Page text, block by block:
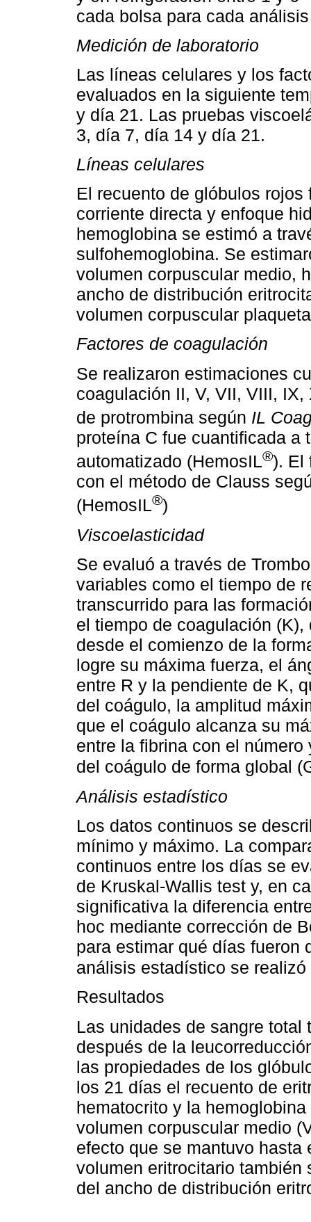
cada bolsa para cada
Medición de laboratorio
Las líneas celulares y los
evaluados en la siguiente
y día 21. Las pruebas
3, día 7, día 14 y día 21.
Líneas celulares
El recuento de glóbulos
corriente directa y enfoque
hemoglobina se estimó a
sulfohemoglobina. Se
volumen corpuscular medio,
ancho de distribución
volumen corpuscular
Factores de coagulación
Se realizaron estimaciones
coagulación II, V, VII, VIII,
de protrombina según IL
proteína C fue cuantificada a
automatizado (HemosIL®). El
con el método de Clauss
(HemosIL®)
Viscoelasticidad
Se evaluó a través de
variables como el tiempo de
transcurrido para las
el tiempo de coagulación
desde el comienzo de la
logre su máxima fuerza, el
entre R y la pendiente de K,
del coágulo, la amplitud
que el coágulo alcanza su
entre la fibrina con el
del coágulo de forma global
Análisis estadístico
Los datos continuos se
mínimo y máximo. La
continuos entre los días se
de Kruskal-Wallis test y, en
significativa la diferencia
hoc mediante corrección de
para estimar qué días fueron
análisis estadístico se
Resultados
Las unidades de sangre
después de la
las propiedades de los
los 21 días el recuento de
hematocrito y la
volumen corpuscular medio
efecto que se mantuvo
volumen eritrocitario
del ancho de distribución